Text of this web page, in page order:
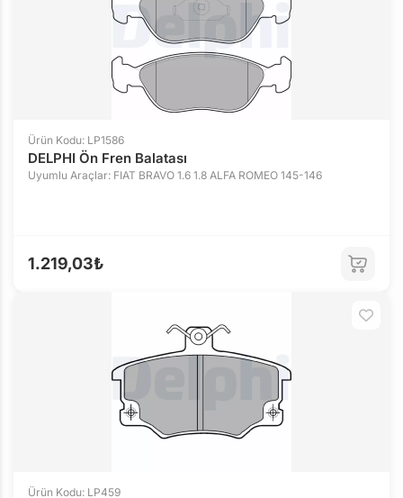
Ürün Kodu: LP1586
DELPHI Ön Fren Balatası
Uyumlu Araçlar: FIAT BRAVO 1.6 1.8 ALFA ROMEO 145-146
1.219,03₺
Ürün Kodu: LP459